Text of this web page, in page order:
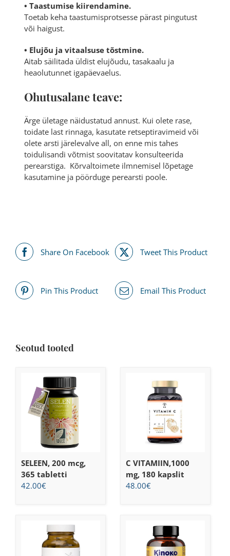
• Taastumise kiirendamine.
Toetab keha taastumisprotsesse pärast pingutust
või haigust.
• Elujõu ja vitaalsuse tõstmine.
Aitab säilitada üldist elujõudu, tasakaalu ja
heaolutunnet igapäevaelus.
Ohutusalane teave:
Ärge ületage näidustatud annust. Kui olete rase,
toidate last rinnaga, kasutate retseptiravimeid või
olete arsti järelevalve all, on enne mis tahes
toidulisandi võtmist soovitatav konsulteerida
perearstiga. Kõrvaltoimete ilmnemisel lõpetage
kasutamine ja pöörduge perearsti poole.
Share On Facebook Tweet This Product
Pin This Product Email This Product
Seotud tooted
SELEEN, 200 mcg,
365 tabletti
42.00€
C VITAMIIN,1000
mg, 180 kapslit
48.00€